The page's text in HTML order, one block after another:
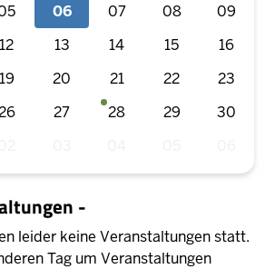
06 07 08
09
12 13 14 15
16
19 20 21 22
23
27 28 29
30
-
leider keine Veranstaltungen statt.
Tag um Veranstaltungen